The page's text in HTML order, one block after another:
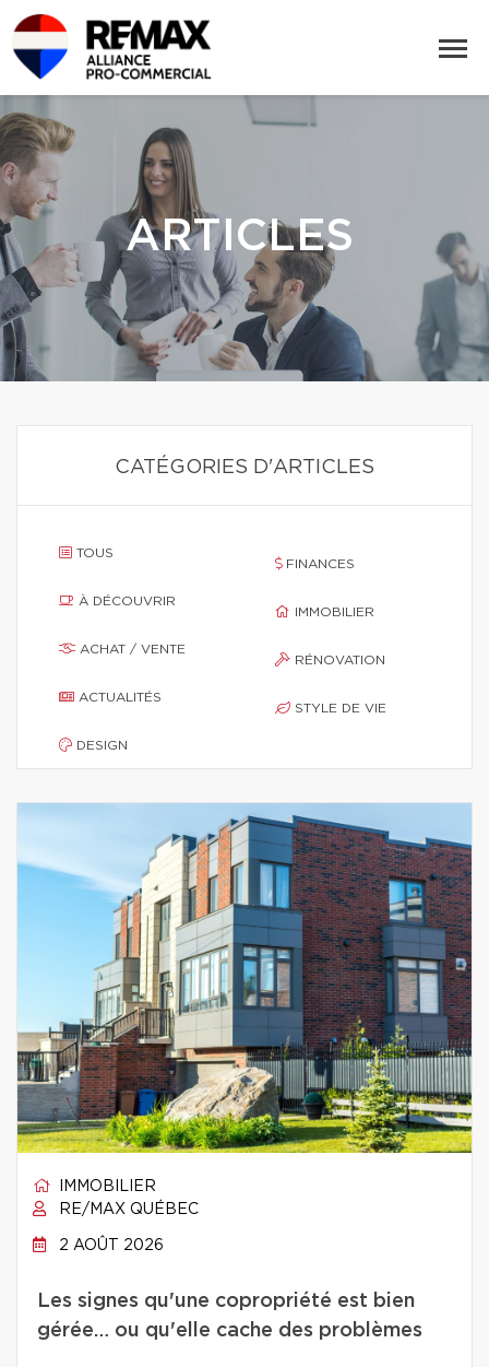
ARTICLES
CATÉGORIES D'ARTICLES
TOUS
À DÉCOUVRIR
ACHAT / VENTE
ACTUALITÉS
DESIGN
FINANCES
IMMOBILIER
RÉNOVATION
STYLE DE VIE
IMMOBILIER
RE/MAX QUÉBEC
2 AOÛT 2026
Les signes qu'une copropriété est bien
gérée… ou qu'elle cache des problèmes